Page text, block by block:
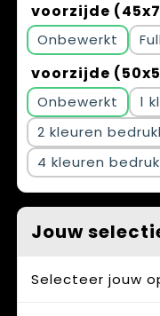
voorzijde
Onbewerkt
voorzijde
Onbewerkt
1
2
4
Jouw
Selecteer jouw